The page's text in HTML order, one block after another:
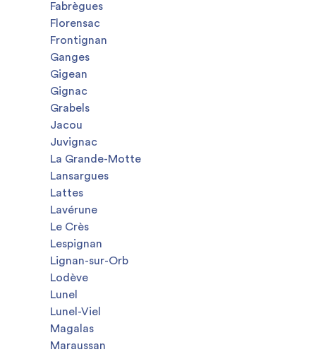
Fabrègues
Florensac
Frontignan
Ganges
Gigean
Gignac
Grabels
Jacou
Juvignac
La Grande-Motte
Lansargues
Lattes
Lavérune
Le Crès
Lespignan
Lignan-sur-Orb
Lodève
Lunel
Lunel-Viel
Magalas
Maraussan